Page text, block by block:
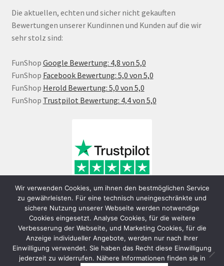
Die aktuellen, echten und sicher nicht gekauften
Bewertungen unserer Kundinnen und Kunden auf die wir
sehr stolz sind:
FunShop Google Bewertung: 4,8 von 5,0
FunShop Facebook Bewertung: 5,0 von 5,0
FunShop Herold Bewertung: 5,0 von 5,0
FunShop Trustpilot Bewertung: 4,4 von 5,0
© FunShop Wien - Hochqualitative Elektromobilität 2026
Wir verwenden Cookies, um ihnen den bestmöglichen Service
zu gewährleisten. Für eine technisch uneingeschränkte und
sichere Nutzung unserer Webseite werden notwendige
Cookies eingesetzt. Analyse Cookies, für die weitere
Verbesserung der Webseite, und Marketing Cookies, für die
Anzeige individueller Angebote, werden nur nach Ihrer
Einwilligung verwendet. Sie haben das Recht diese Einwilligung
jederzeit zu widerrufen. Nähere Informationen finden sie in